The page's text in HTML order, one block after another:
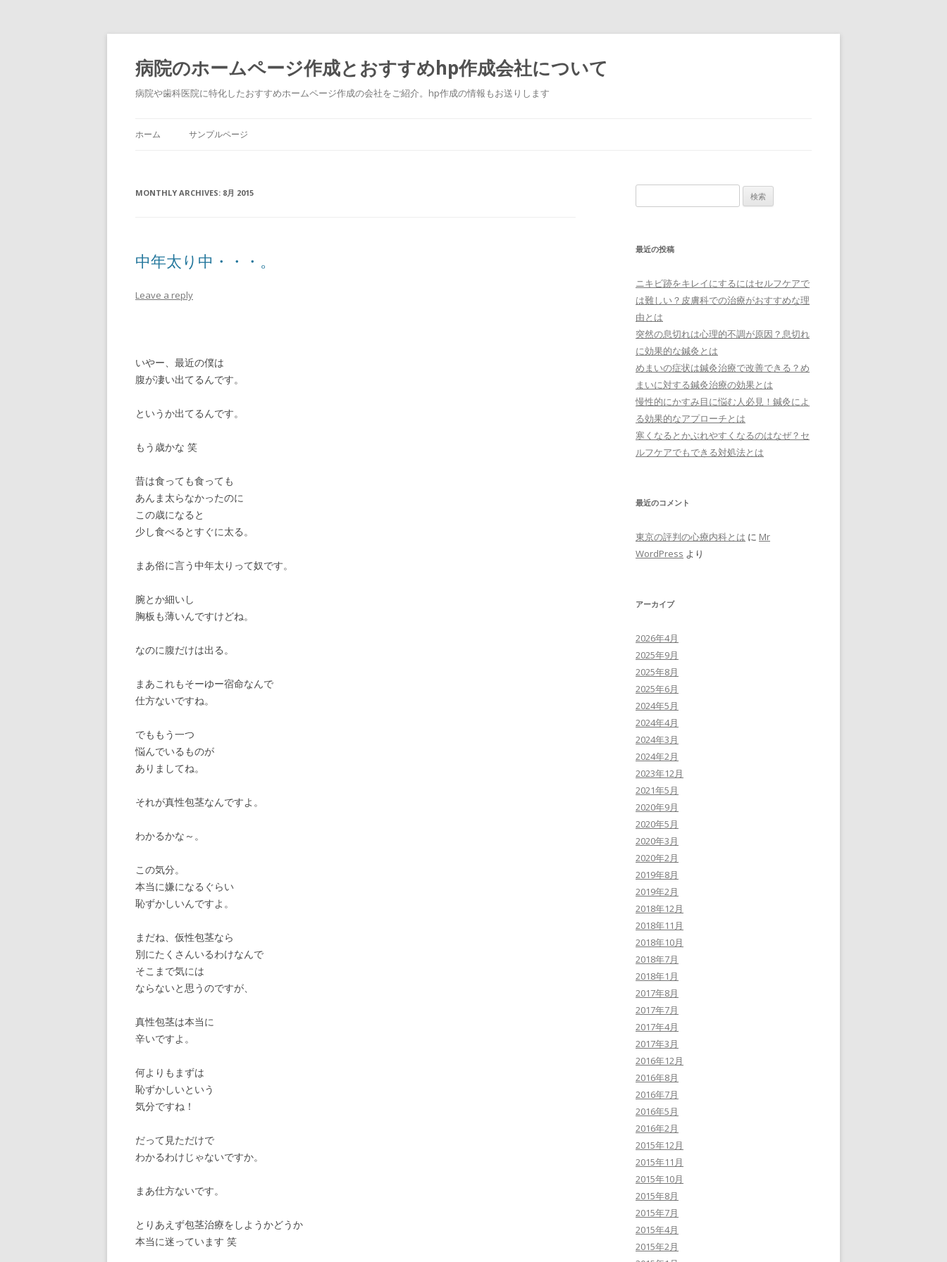
病院のホームページ作成とおすすめhp作成会社について
病院や歯科医院に特化したおすすめホームページ作成の会社をご紹介。hp作成の情報もお送りします
ホーム サンプルページ
MONTHLY ARCHIVES: 8月 2015
中年太り中・・・。
Leave a reply
いやー、最近の僕は
腹が凄い出てるんです。
というか出てるんです。
もう歳かな 笑
昔は食っても食っても
あんま太らなかったのに
この歳になると
少し食べるとすぐに太る。
まあ俗に言う中年太りって奴です。
腕とか細いし
胸板も薄いんですけどね。
なのに腹だけは出る。
まあこれもそーゆー宿命なんで
仕方ないですね。
でももう一つ
悩んでいるものが
ありましてね。
それが真性包茎なんですよ。
わかるかな～。
この気分。
本当に嫌になるぐらい
恥ずかしいんですよ。
まだね、仮性包茎なら
別にたくさんいるわけなんで
そこまで気には
ならないと思うのですが、
真性包茎は本当に
辛いですよ。
何よりもまずは
恥ずかしいという
気分ですね！
だって見ただけで
わかるわけじゃないですか。
まあ仕方ないです。
とりあえず包茎治療をしようかどうか
本当に迷っています 笑
最近の投稿
ニキビ跡をキレイにするにはセルフケアで
は難しい？皮膚科での治療がおすすめな理
由とは
突然の息切れは心理的不調が原因？息切れ
に効果的な鍼灸とは
めまいの症状は鍼灸治療で改善できる？め
まいに対する鍼灸治療の効果とは
慢性的にかすみ目に悩む人必見！鍼灸によ
る効果的なアプローチとは
寒くなるとかぶれやすくなるのはなぜ？セ
ルフケアでもできる対処法とは
最近のコメント
東京の評判の心療内科とは に Mr
WordPress より
アーカイブ
2026年4月
2025年9月
2025年8月
2025年6月
2024年5月
2024年4月
2024年3月
2024年2月
2023年12月
2021年5月
2020年9月
2020年5月
2020年3月
2020年2月
2019年8月
2019年2月
2018年12月
2018年11月
2018年10月
2018年7月
2018年1月
2017年8月
2017年7月
2017年4月
2017年3月
2016年12月
2016年8月
2016年7月
2016年5月
2016年2月
2015年12月
2015年11月
2015年10月
2015年8月
2015年7月
2015年4月
2015年2月